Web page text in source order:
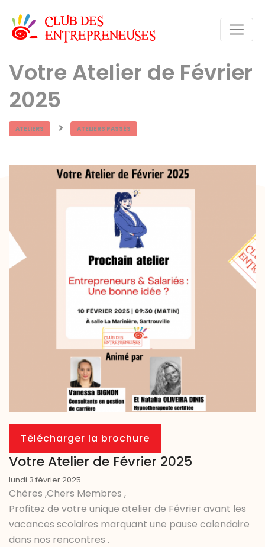
Votre Atelier de Février
2025
ATELIERS ATELIERS PASSÉS
Télécharger la brochure
Votre Atelier de Février 2025
lundi 3 février 2025
Chères ,Chers Membres ,
Profitez de votre unique atelier de Février avant les
vacances scolaires marquant une pause calendaire
dans nos rencontres .